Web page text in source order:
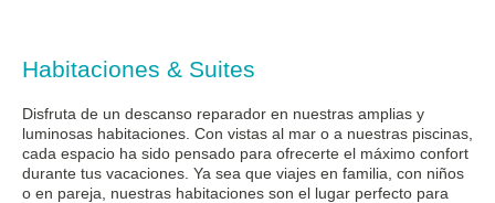
Habitaciones & Suites
Disfruta de un descanso reparador en nuestras amplias y
luminosas habitaciones. Con vistas al mar o a nuestras piscinas,
cada espacio ha sido pensado para ofrecerte el máximo confort
durante tus vacaciones. Ya sea que viajes en familia, con niños
o en pareja, nuestras habitaciones son el lugar perfecto para